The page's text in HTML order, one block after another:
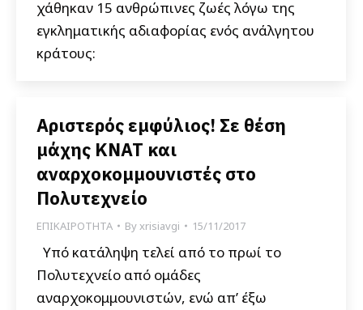
χάθηκαν 15 ανθρώπινες ζωές λόγω της
εγκληματικής αδιαφορίας ενός ανάλγητου
κράτους:
Αριστερός εμφύλιος! Σε θέση
μάχης ΚΝΑΤ και
αναρχοκομμουνιστές στο
Πολυτεχνείο
ΕΠΙΚΑΙΡΟΤΗΤΑ Byxrisiavgi 15/11/2017
Υπό κατάληψη τελεί από το πρωί το
Πολυτεχνείο από ομάδες
αναρχοκομμουνιστών, ενώ απ’ έξω